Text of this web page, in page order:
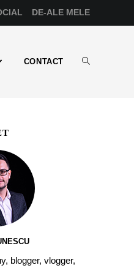
DE-ALE MELE
CONTACT
blogger, vlogger,